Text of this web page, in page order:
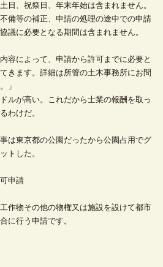
日、祝祭日、年末年始は含まれません。
備等の補正、申請の処理の途中での申請
議に必要となる期間は含まれません。
容によって、申請から許可までに必要と
きます。詳細は所管の土木事務所にお問
」
ルが高い。これだから士業の報酬を取っ
わけだ。
は東京都の公園だったから公園占用でグ
トした。
申請
作物その他の物権又は施設を設けて都市
に行う申請です。
、